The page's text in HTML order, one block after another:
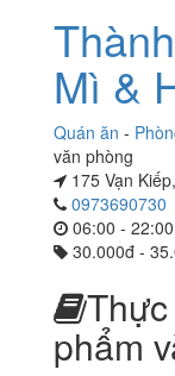
Mì &
Quán ăn -
văn phòng
175 Vạn Kiếp,
0973690730
06:00 - 22:00
30.000đ -
phẩm